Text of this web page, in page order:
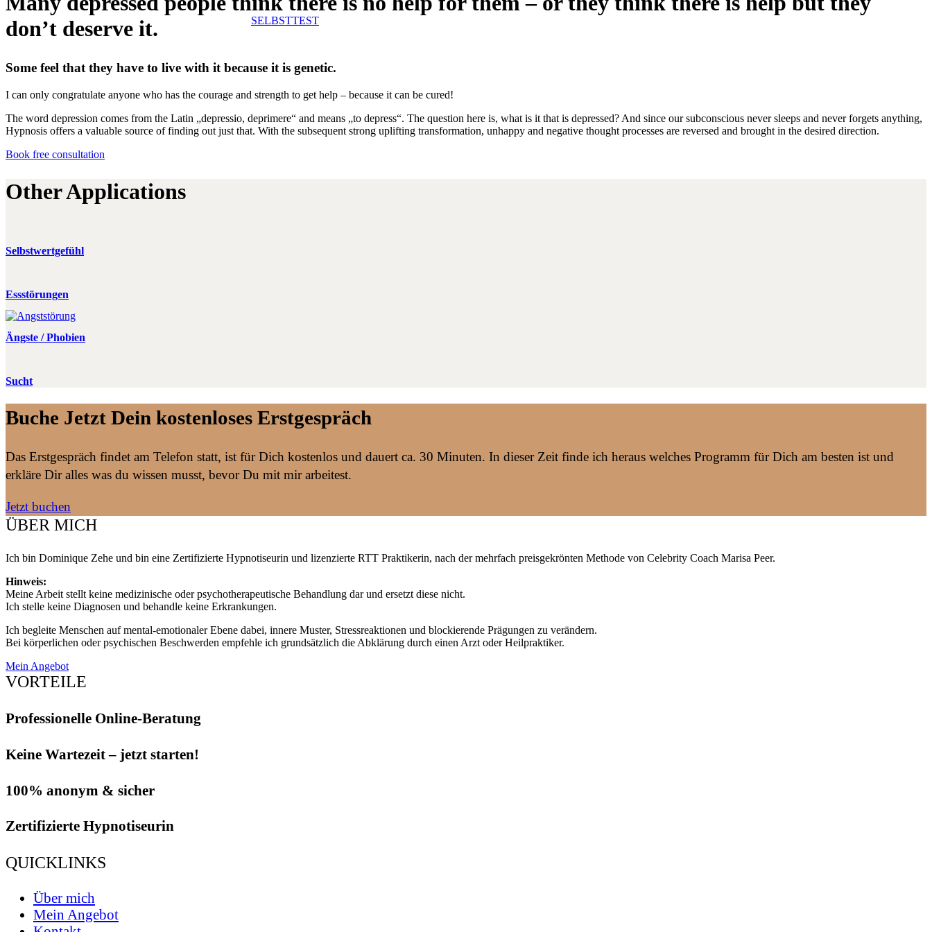
SELBSTTEST
don’t deserve it.
Some feel that they have to live with it because it is genetic.
I can only congratulate anyone who has the courage and strength to get help – because it can be cured!
The word depression comes from the Latin „depressio, deprimere“ and means „to depress“. The question here is, what is it that is depressed? And since our subconscious never sleeps and never forgets anything,
Hypnosis offers a valuable source of finding out just that. With the subsequent strong uplifting transformation, unhappy and negative thought processes are reversed and brought in the desired direction.
Book free consultation
Other Applications
Selbstwertgefühl
Essstörungen
Ängste / Phobien
Sucht
Buche Jetzt Dein kostenloses Erstgespräch
Das Erstgespräch findet am Telefon statt, ist für Dich kostenlos und dauert ca. 30 Minuten. In dieser Zeit finde ich heraus welches Programm für Dich am besten ist und
erkläre Dir alles was du wissen musst, bevor Du mit mir arbeitest.
Jetzt buchen
ÜBER MICH
Ich bin Dominique Zehe und bin eine Zertifizierte Hypnotiseurin und lizenzierte RTT Praktikerin, nach der mehrfach preisgekrönten Methode von Celebrity Coach Marisa Peer.
Hinweis:
Meine Arbeit stellt keine medizinische oder psychotherapeutische Behandlung dar und ersetzt diese nicht.
Ich stelle keine Diagnosen und behandle keine Erkrankungen.
Ich begleite Menschen auf mental-emotionaler Ebene dabei, innere Muster, Stressreaktionen und blockierende Prägungen zu verändern.
Bei körperlichen oder psychischen Beschwerden empfehle ich grundsätzlich die Abklärung durch einen Arzt oder Heilpraktiker.
Mein Angebot
VORTEILE
Professionelle Online-Beratung
Keine Wartezeit – jetzt starten!
100% anonym & sicher
Zertifizierte Hypnotiseurin
QUICKLINKS
Über mich
Mein Angebot